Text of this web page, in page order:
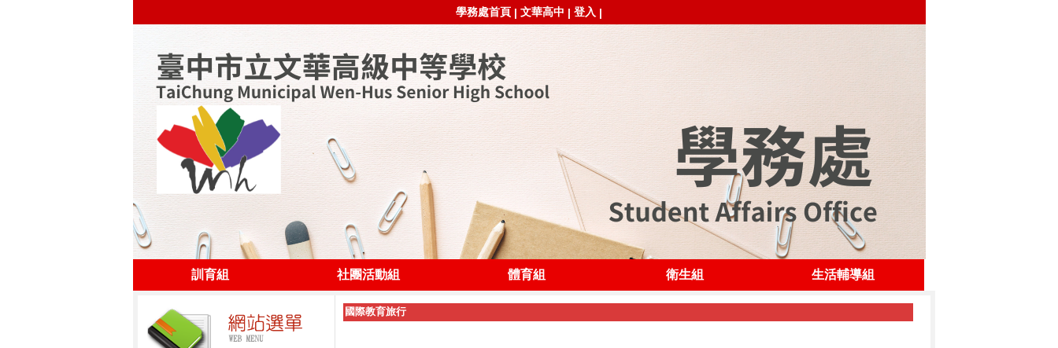
學務處首頁 | 文華高中 | 登入 |
訓育組 社團活動組 體育組 衛生組 生活輔導組
國際教育旅行